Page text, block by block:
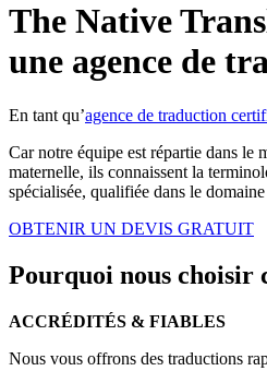
The Native
une agence de
En tant qu’agence de traduction
Car notre équipe est répartie dans le
maternelle, ils connaissent la
spécialisée, qualifiée dans le
OBTENIR UN DEVIS GRATUIT
Pourquoi nous choisir
ACCRÉDITÉS & FIABLES
Nous vous offrons des traductions